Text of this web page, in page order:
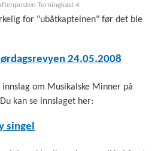
Terningkast 4
for "ubåtkapteinen" før det ble
24.05.2008
om Musikalske Minner på
kan se innslaget her:
singel